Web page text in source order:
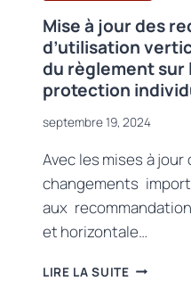
Mise à jour des
d’utilisation
du règlement sur
protection
septembre 19, 2024
Avec les mises à
changements
aux
et horizontale…
LIRE LA SUITEMISE